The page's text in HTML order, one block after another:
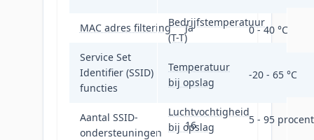
MAC adres filtering Ja
Service Set
Identifier (SSID)
functies
SSID-broadcast
aan/uit
Aantal SSID-
ondersteuningen
16
Bedrijfstemperatuur
(T-T)
0 - 40 °C
Temperatuur
bij opslag
-20 - 65 °C
Luchtvochtigheid
bij opslag
5 - 95 procent